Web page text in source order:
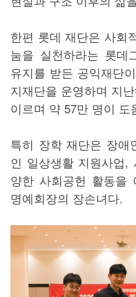
한편 롯데 재단은 사회
눔을 실천하라는 롯데
유지를 받든 공익재단
지재단을 운영하며 지
이르며 약 57만 명이 도
특히 장학 재단은 장애
인 일상생활 지원사업,
양한 사회공헌 활동을
명예회장의 장손녀다.